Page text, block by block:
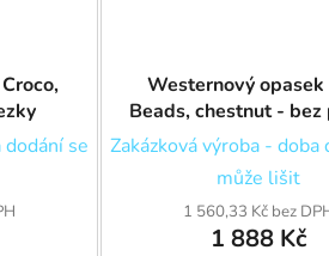
dodání se
Westernový opasek
Beads, chestnut - bez
Zakázková výroba - doba
může lišit
1 560,33 Kč bez
1 888 Kč